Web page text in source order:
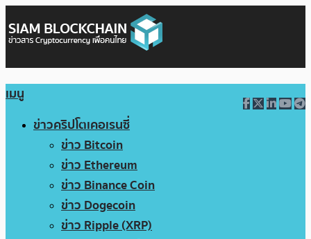
เมนู
ข่าวคริปโตเคอเรนซี่
ข่าว Bitcoin
ข่าว Ethereum
ข่าว Binance Coin
ข่าว Dogecoin
ข่าว Ripple (XRP)